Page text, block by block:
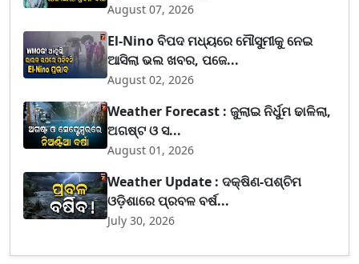
August 07, 2026
El-Nino ବିପଦ ମଧ୍ୟରେ ମୌସୁମୀକୁ ନେଇ
ଆସିଲା ଭଲ ଖବର, ପଜେ...
August 02, 2026
Weather Forecast : ଜୁଲାଇ ନିର୍ଧୁମ ଢାଳିଲା,
ଅଗଷ୍ଟ ଓ ସ...
August 01, 2026
Weather Update : ଦକ୍ଷିଣ-ପଶ୍ଚିମ
ଓଡ଼ିଶାରେ ପ୍ରବଳ ବର୍ଷ...
July 30, 2026